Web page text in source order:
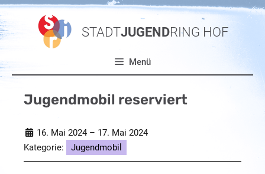
Zum
Inhalt
springen
STADTJUGENDRING HOF
Menü
Jugendmobil reserviert
16. Mai 2024 – 17. Mai 2024
Kategorie:
Jugendmobil